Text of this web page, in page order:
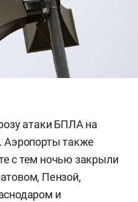
атаки БПЛА на
Аэропорты также
с тем ночью закрыли
Пензой,
и